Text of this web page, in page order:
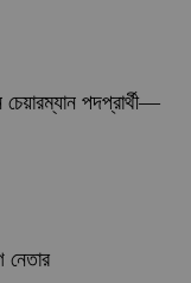
পদপ্রার্থী—
নেতার